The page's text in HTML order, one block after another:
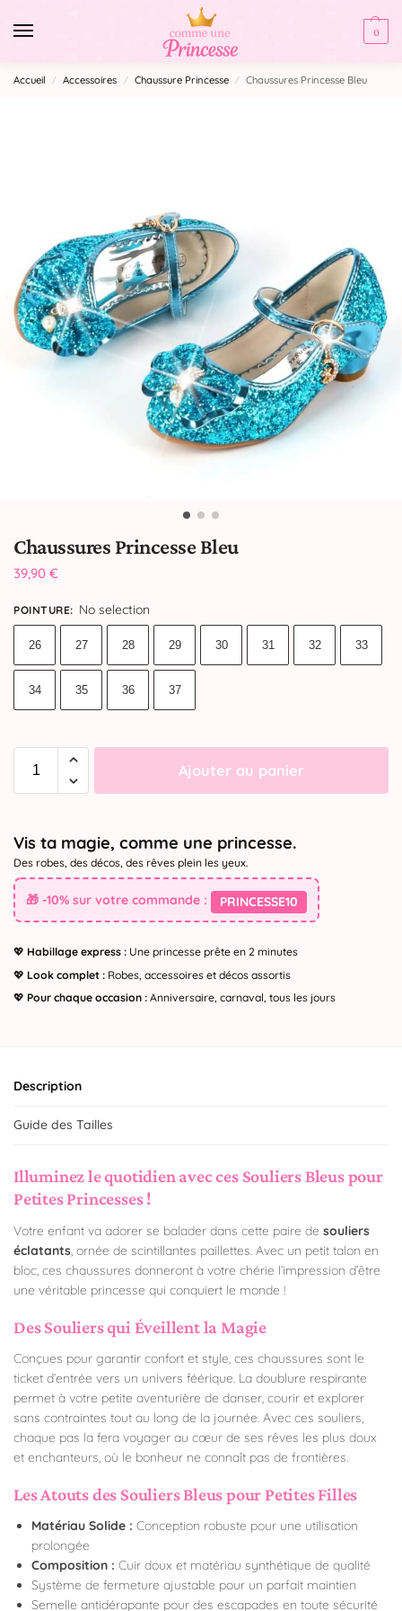
0
Accueil / Accessoires / Chaussure Princesse / Chaussures Princesse Bleu
Chaussures Princesse Bleu
39,90 €
POINTURE: No selection
26 27 28 29 30 31 32 33
34 35 36 37
Ajouter au panier
Vis ta magie, comme une princesse.
Des robes, des décos, des rêves plein les yeux.
🎁 -10% sur votre commande : PRINCESSE10
💖 Habillage express : Une princesse prête en 2 minutes
💖 Look complet : Robes, accessoires et décos assortis
💖 Pour chaque occasion : Anniversaire, carnaval, tous les jours
Description
Guide des Tailles
Illuminez le quotidien avec ces Souliers Bleus pour
Petites Princesses !
Votre enfant va adorer se balader dans cette paire de souliers
éclatants , ornée de scintillantes paillettes. Avec un petit talon en
bloc, ces chaussures donneront à votre chérie l’impression d’être
une véritable princesse qui conquiert le monde !
Des Souliers qui Éveillent la Magie
Conçues pour garantir confort et style, ces chaussures sont le
ticket d’entrée vers un univers féérique. La doublure respirante
permet à votre petite aventurière de danser, courir et explorer
sans contraintes tout au long de la journée. Avec ces souliers,
chaque pas la fera voyager au cœur de ses rêves les plus doux
et enchanteurs, où le bonheur ne connaît pas de frontières.
Les Atouts des Souliers Bleus pour Petites Filles
Matériau Solide : Conception robuste pour une utilisation
prolongée
Composition : Cuir doux et matériau synthétique de qualité
Système de fermeture ajustable pour un parfait maintien
Semelle antidérapante pour des escapades en toute sécurité